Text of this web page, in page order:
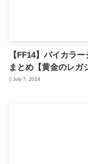
【FF14】バイカラ
まとめ【黄金のレガ
July 7, 2024